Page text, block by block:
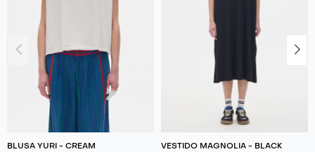
BLUSA YURI - CREAM VESTIDO MAGNOLIA - BLACK